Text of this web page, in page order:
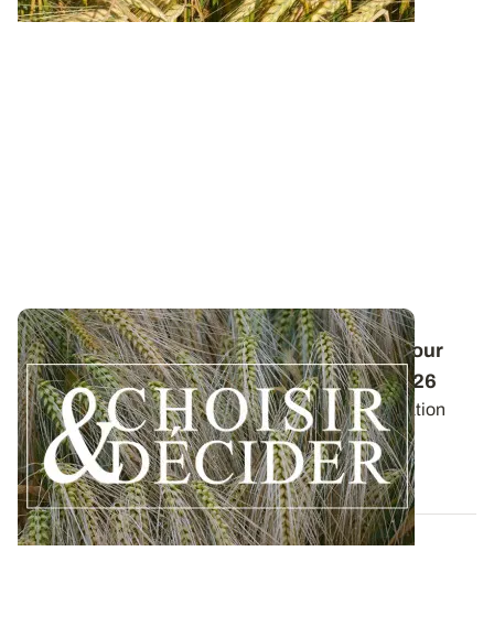
Conduite des orges d'hiver : des guides pour
réussir ses interventions au printemps 2026
Retrouvez les préconisations en matière de fertilisation
azotée et de protection des orges...
12 DÉC. 2025